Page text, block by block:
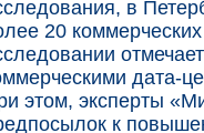
в
20
дата-
этом, эксперты
к